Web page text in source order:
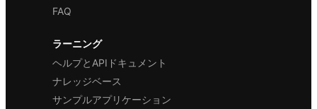
FAQ
ラーニング
ヘルプとAPIドキュメント
ナレッジベース
サンプルアプリケーション